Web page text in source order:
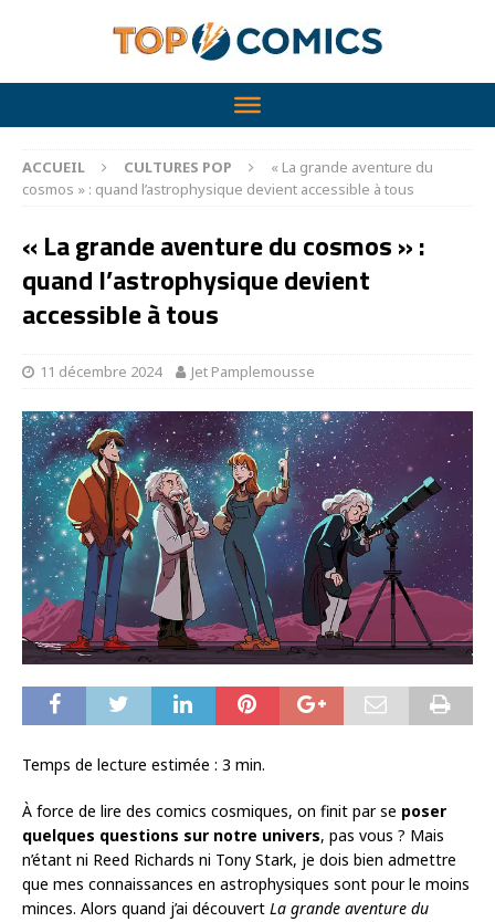
ACCUEIL CULTURES POP
« La grande aventure du
cosmos » : quand l’astrophysique devient accessible à tous
« La grande aventure du cosmos » :
quand l’astrophysique devient
accessible à tous
11 décembre 2024 Jet Pamplemousse
Temps de lecture estimée : 3 min.
À force de lire des comics cosmiques, on finit par se poser
quelques questions sur notre univers, pas vous ? Mais
n’étant ni Reed Richards ni Tony Stark, je dois bien admettre
que mes connaissances en astrophysiques sont pour le moins
minces. Alors quand j’ai découvert La grande aventure du